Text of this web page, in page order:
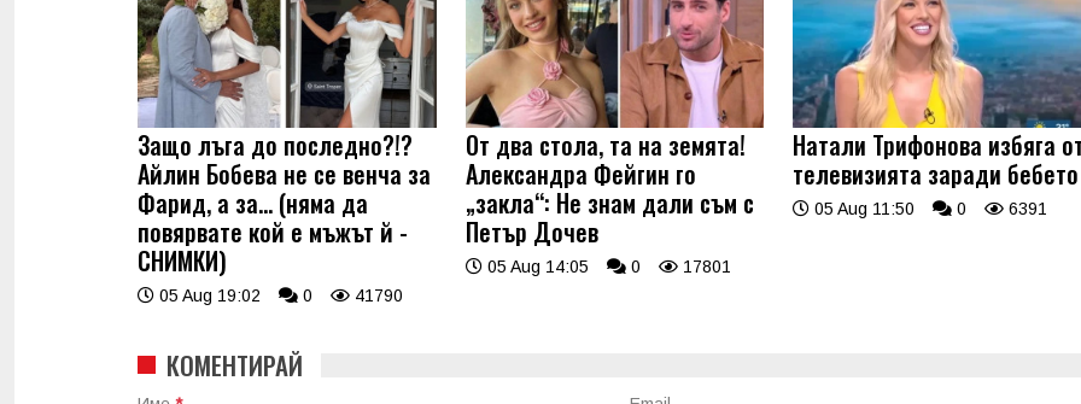
Защо лъга до последно?!?
Айлин Бобева не се венча за
Фарид, а за... (няма да
повярвате кой е мъжът й -
СНИМКИ)
05 Aug 19:02 0 41790
От два стола, та на земята!
Александра Фейгин го
„закла“: Не знам дали съм с
Петър Дочев
05 Aug 14:05 0 17801
Натали Трифонова избяга
телевизията заради бебето
05 Aug 11:50 0 6391
КОМЕНТИРАЙ